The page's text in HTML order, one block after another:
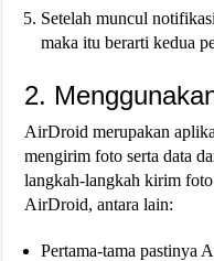
Setelah muncul
maka itu berarti kedua
2.
AirDroid merupakan
mengirim foto serta data
langkah-langkah kirim
AirDroid, antara lain:
Pertama-tama pastinya